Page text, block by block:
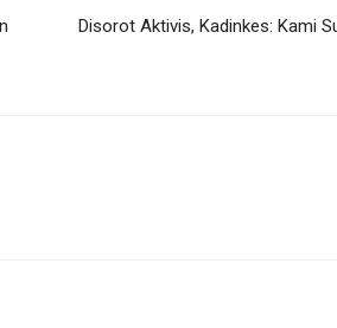
Disorot Aktivis, Kadinkes: Kami